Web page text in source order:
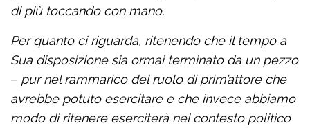
di più toccando con mano.
Per quanto ci riguarda, ritenendo che il tempo a
Sua disposizione sia ormai terminato da un pezzo
– pur nel rammarico del ruolo di prim’attore che
avrebbe potuto esercitare e che invece abbiamo
modo di ritenere eserciterà nel contesto politico